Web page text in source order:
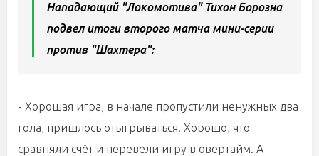
Нападающий "Локомотива" Тихон Борозна
подвел итоги второго матча мини-серии
против "Шахтера":
- Хорошая игра, в начале пропустили ненужных два
гола, пришлось отыгрываться. Хорошо, что
сравняли счёт и перевели игру в овертайм. А